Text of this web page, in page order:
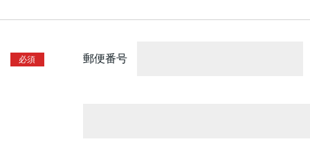
郵便番号